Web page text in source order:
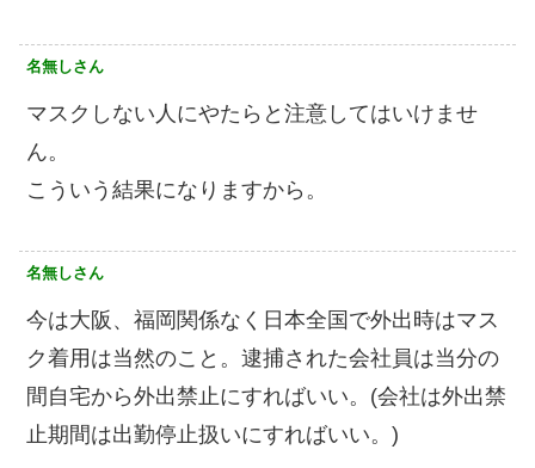
名無しさん
マスクしない人にやたらと注意してはいけませ
ん。
こういう結果になりますから。
名無しさん
今は大阪、福岡関係なく日本全国で外出時はマス
ク着用は当然のこと。逮捕された会社員は当分の
間自宅から外出禁止にすればいい。(会社は外出禁
止期間は出勤停止扱いにすればいい。)